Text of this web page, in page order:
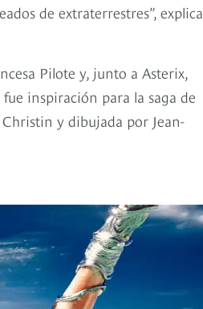
de extraterrestres”, explica
Pilote y, junto a Asterix,
inspiración para la saga de
y dibujada por Jean-